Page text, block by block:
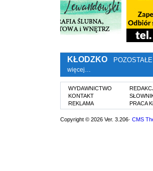
KŁODZKO POZOSTAŁE
więcej…
WYDAWNICTWO
KONTAKT
REKLAMA
PRACA
Copyright © 2026 Ver. 3.206· CMS